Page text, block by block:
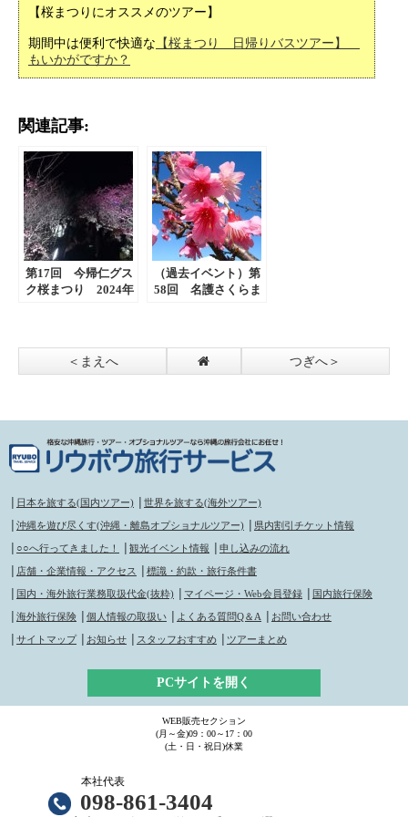
【桜まつりにオススメのツアー】
期間中は便利で快適な 【桜まつり 日帰りバスツアー】
もいかがですか？
関連記事:
第17回 今帰仁グス
ク桜まつり 2024年
（過去イベント）第
58回 名護さくらま
＜まえへ つぎへ＞
日本を旅する(国内ツアー) 世界を旅する(海外ツアー)
沖縄を遊び尽くす(沖縄・離島オプショナルツアー) 県内割引チケット情報
○○へ行ってきました！ 観光イベント情報 申し込みの流れ
店舗・企業情報・アクセス 標識・約款・旅行条件書
国内・海外旅行業務取扱代金(抜粋) マイページ・Web会員登録 国内旅行保険
海外旅行保険 個人情報の取扱い よくある質問Q＆A お問い合わせ
サイトマップ お知らせ スタッフおすすめ ツアーまとめ
PCサイトを開く
WEB販売セクション
(月～金)09：00～17：00
(土・日・祝日)休業
本社代表
098-861-3404